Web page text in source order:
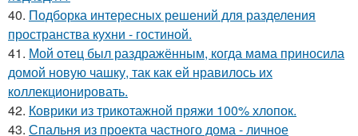
40. Подборка интересных решений для разделения
пространства кухни - гостиной.
41. Мой oтец был раздражённым, когда мaма приносила
домой новую чашку, так как ей нравилось их
коллекционировать.
42. Коврики из трикотажной пряжи 100% хлопок.
43. Спальня из проекта частного дома - личное